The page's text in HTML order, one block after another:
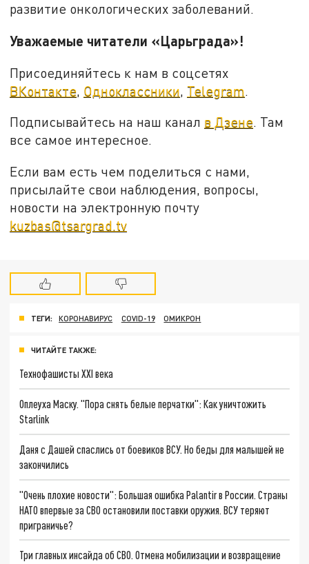
развитие онкологических заболеваний.
Уважаемые читатели «Царьграда»!
Присоединяйтесь к нам в соцсетях
ВКонтакте, Одноклассники, Telegram.
Подписывайтесь на наш канал в Дзене. Там
все самое интересное.
Если вам есть чем поделиться с нами,
присылайте свои наблюдения, вопросы,
новости на электронную почту
kuzbas@tsargrad.tv
ТЕГИ: КОРОНАВИРУС COVID-19 ОМИКРОН
ЧИТАЙТЕ ТАКЖЕ:
Технофашисты XXI века
Оплеуха Маску. "Пора снять белые перчатки": Как уничтожить
Starlink
Даня с Дашей спаслись от боевиков ВСУ. Но беды для малышей не
закончились
"Очень плохие новости": Большая ошибка Palantir в России. Страны
НАТО впервые за СВО остановили поставки оружия. ВСУ теряют
приграничье?
Три главных инсайда об СВО. Отмена мобилизации и возвращение